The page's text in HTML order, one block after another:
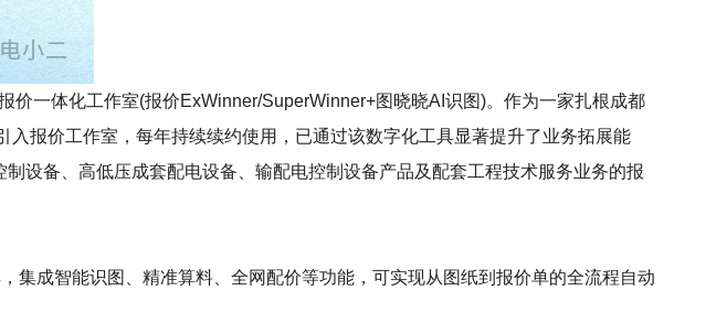
一体化工作室(报价ExWinner/SuperWinner+图晓晓AI识图)。作为一家扎根成都
报价工作室，每年持续续约使用，已通过该数字化工具显著提升了业务拓展能
设备、高低压成套配电设备、输配电控制设备产品及配套工程技术服务业务的报
集成智能识图、精准算料、全网配价等功能，可实现从图纸到报价单的全流程自动